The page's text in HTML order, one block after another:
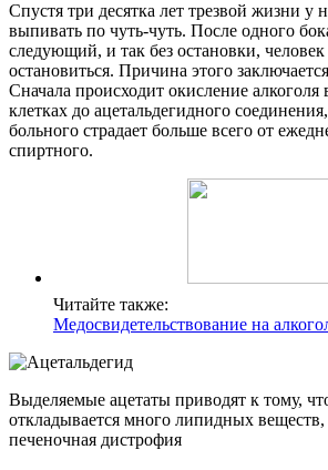
Спустя три десятка лет трезвой жизни у
выпивать по чуть-чуть. После одного
следующий, и так без остановки,
остановиться. Причина этого
Сначала происходит окисление
клетках до ацетальдегидного
больного страдает больше всего от
спиртного.
Читайте также:
Медосвидетельствование на
Выделяемые ацетаты приводят к тому,
откладывается много липидных веществ,
печеночная дистрофия